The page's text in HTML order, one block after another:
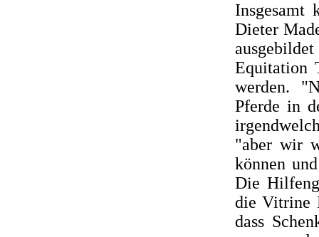
Insgesamt
Dieter
Equitation
werden.
Pferde in
"aber wir
können
Die
die Vitrine
dass